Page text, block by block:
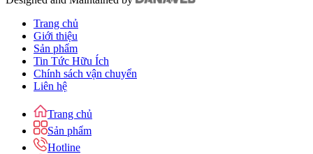
Trang chủ
Giới thiệu
Sản phẩm
Tin Tức Hữu Ích
Chính sách vận chuyển
Liên hệ
Trang chủ
Sản phẩm
Hotline